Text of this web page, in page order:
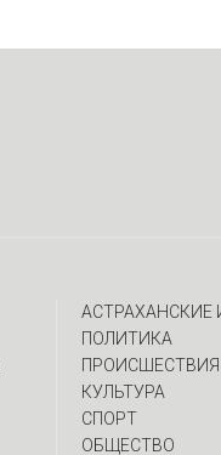
АСТРАХАНСКИЕ
ПОЛИТИКА
ПРОИСШЕСТВИЯ
КУЛЬТУРА
СПОРТ
ОБЩЕСТВО